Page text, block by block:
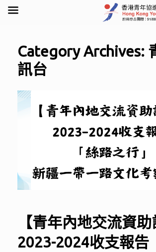
contentCategory Archives:
訊台
【青年內地交流資助
2023-2024收支報告